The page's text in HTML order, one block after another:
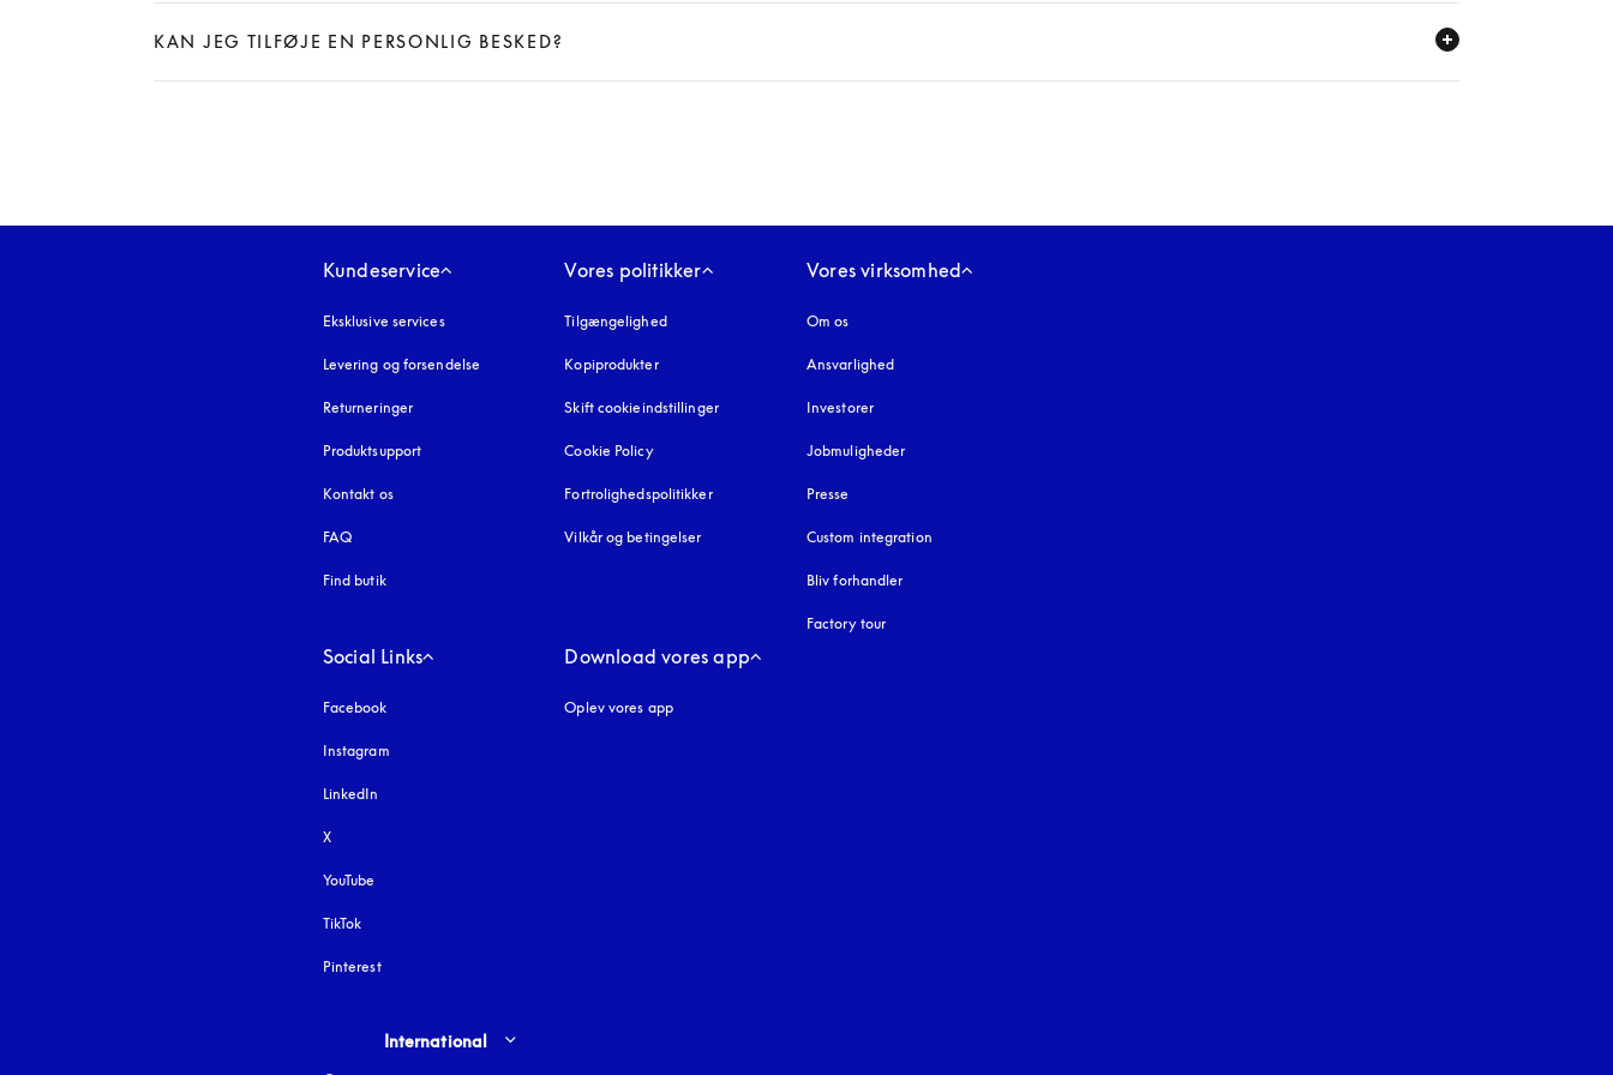
KAN JEG TILFØJE EN PERSONLIG BESKED?
Kundeservice
Eksklusive services
Levering og forsendelse
Returneringer
Produktsupport
Kontakt os
FAQ
Find butik
Vores politikker
Tilgængelighedåbnes under en ny fane
Kopiprodukteråbnes under en ny fane
Skift cookieindstillinger
Cookie Policyåbnes under en ny fane
Fortrolighedspolitikkeråbnes under en ny fane
Vilkår og betingelser
Vores virksomhed
Om os
Ansvarlighed
Investorer
Jobmuligheder
Presse
Custom integration
Bliv forhandler
Factory tour
Social Links
Facebook
Instagram
LinkedIn
X
YouTube
TikTok
Pinterest
Download vores app
Oplev vores app
Select country and language
International